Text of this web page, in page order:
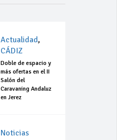
Actualidad,
CÁDIZ
Doble de espacio y
más ofertas en el II
Salón del
Caravaning Andaluz
en Jerez
Noticias